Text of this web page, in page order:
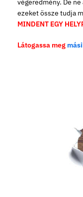
végeredmény. De
ezeket össze tudja
MINDENT EGY
Látogassa meg